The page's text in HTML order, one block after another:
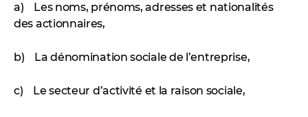
a) Les noms, prénoms, adresses et nationalités
des actionnaires,
b) La dénomination sociale de l’entreprise,
c) Le secteur d’activité et la raison sociale,